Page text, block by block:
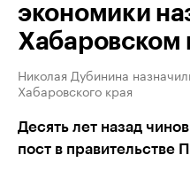
экономики
Хабаровском
Николая Дубинина
Хабаровского края
Десять лет назад
пост в правительстве